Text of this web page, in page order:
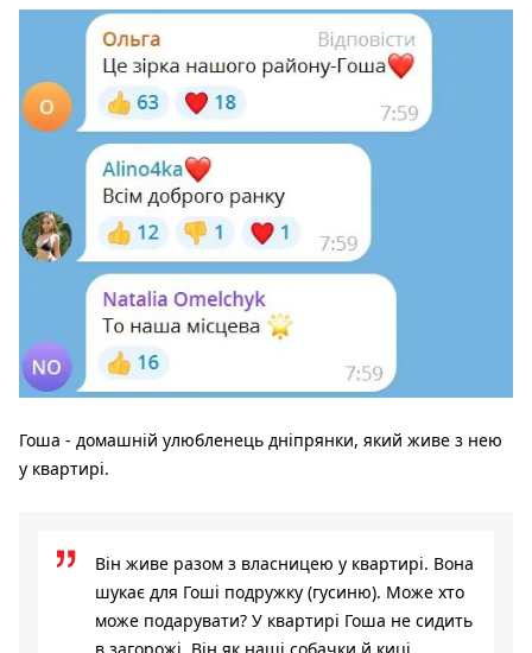
Гоша - домашній улюбленець дніпрянки, який живе з нею
у квартирі.
Він живе разом з власницею у квартирі. Вона
шукає для Гоші подружку (гусиню). Може хто
може подарувати? У квартирі Гоша не сидить
в загорожі. Він як наші собачки й киці